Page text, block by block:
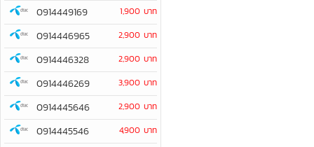
0914449169 1,900 บาท
0914446965 2,900 บาท
0914446328 2,900 บาท
0914446269 3,900 บาท
0914445646 2,900 บาท
0914445546 4,900 บาท